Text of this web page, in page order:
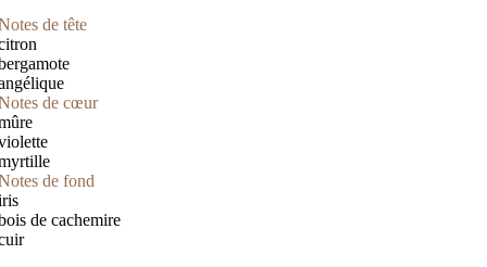
de tête
de cœur
de fond
de cachemire